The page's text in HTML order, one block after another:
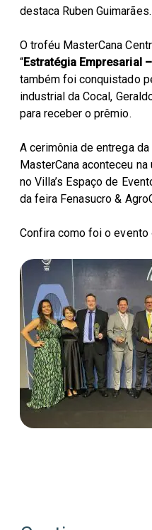
destaca Ruben Guimarães.
O troféu MasterCana
“Estratégia Empresarial
também foi conquistado
industrial da Cocal,
para receber o prêmio.
A cerimônia de entrega
MasterCana aconteceu
no Villa’s Espaço de
da feira Fenasucro &
Confira como foi o